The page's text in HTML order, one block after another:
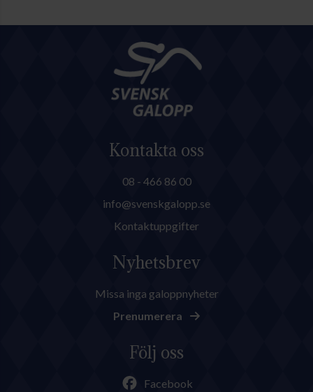
Kontakta oss
08 - 466 86 00
info@svenskgalopp.se
Kontaktuppgifter
Nyhetsbrev
Missa inga galoppnyheter
Prenumerera
Följ oss
Facebook